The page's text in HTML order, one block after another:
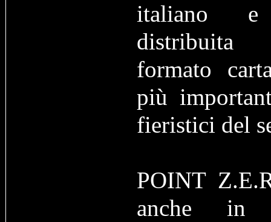
italiano e
distribuita
formato
più
fieristici del
POINT
anche in